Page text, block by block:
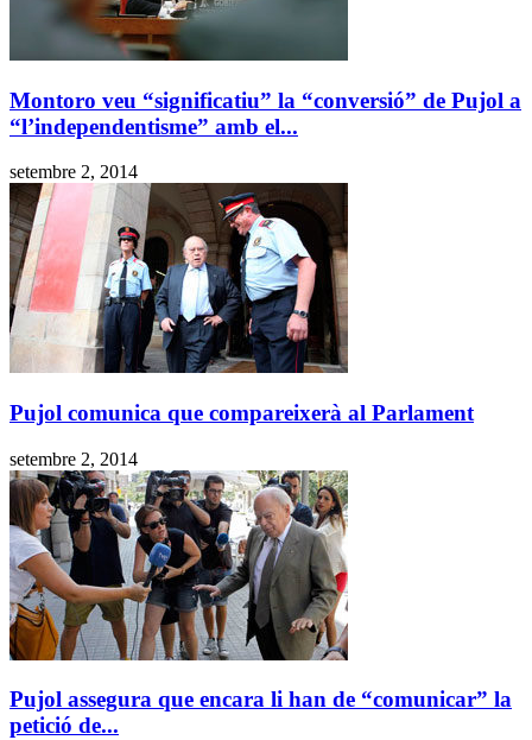
Montoro veu “significatiu” la “conversió” de Pujol a
“l’independentisme” amb el...
setembre 2, 2014
Pujol comunica que compareixerà al Parlament
setembre 2, 2014
Pujol assegura que encara li han de “comunicar” la
petició de...